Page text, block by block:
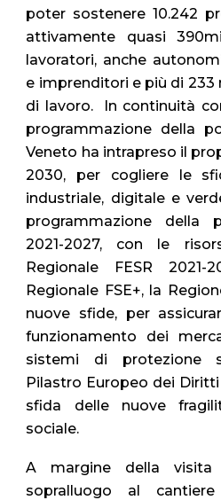
poter sostenere 10.242
attivamente quasi
lavoratori, anche
e imprenditori e più di 233
di lavoro. In continuità
programmazione della
Veneto ha intrapreso il
2030, per cogliere le
industriale, digitale e
programmazione della
2021-2027, con le
Regionale FESR
Regionale FSE+, la
nuove sfide, per
funzionamento dei
sistemi di protezione
Pilastro Europeo dei Diritti
sfida delle nuove
sociale.
A margine della
sopralluogo al